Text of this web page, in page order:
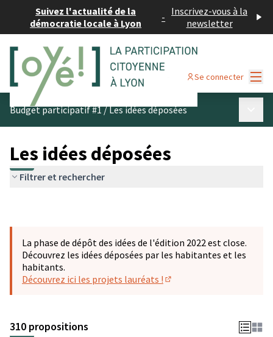
Suivez l'actualité de la
démocratie locale à Lyon
- Inscrivez-vous à la
newsletter
Se connecter
Budget participatif #1/Les idées déposées
Les idées déposées
Filtrer et rechercher
La phase de dépôt des idées de l'édition 2022 est close.
Découvrez les idées déposées par les habitantes et les
habitants.
Découvrez ici les projets lauréats !
310 propositions